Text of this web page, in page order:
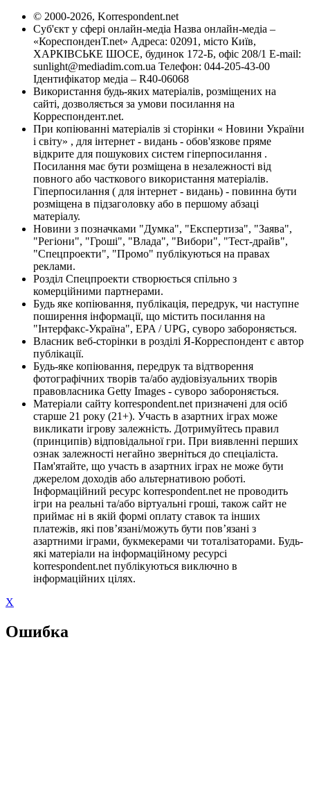
© 2000-2026, Korrespondent.net
Суб'єкт у сфері онлайн-медіа Назва онлайн-медіа –
«КореспонденТ.net» Адреса: 02091, місто Київ,
ХАРКІВСЬКЕ ШОСЕ, будинок 172-Б, офіс 208/1 E-mail:
sunlight@mediadim.com.ua Телефон: 044-205-43-00
Ідентифікатор медіа – R40-06068
Використання будь-яких матеріалів, розміщених на
сайті, дозволяється за умови посилання на
Корреспондент.net.
При копіюванні матеріалів зі сторінки « Новини України
і світу» , для інтернет - видань - обов'язкове пряме
відкрите для пошукових систем гіперпосилання .
Посилання має бути розміщена в незалежності від
повного або часткового використання матеріалів.
Гіперпосилання ( для інтернет - видань) - повинна бути
розміщена в підзаголовку або в першому абзаці
матеріалу.
Новини з позначками "Думка", "Експертиза", "Заява",
"Регіони", "Гроші", "Влада", "Вибори", "Тест-драйв",
"Спецпроекти", "Промо" публікуються на правах
реклами.
Розділ Спецпроекти створюється спільно з
комерційними партнерами.
Будь яке копіювання, публікація, передрук, чи наступне
поширення інформації, що містить посилання на
"Інтерфакс-Україна", EPA / UPG, суворо забороняється.
Власник веб-сторінки в розділі Я-Корреспондент є автор
публікації.
Будь-яке копіювання, передрук та відтворення
фотографічних творів та/або аудіовізуальних творів
правовласника Getty Images - суворо забороняється.
Матеріали сайту korrespondent.net призначені для осіб
старше 21 року (21+). Участь в азартних іграх може
викликати ігрову залежність. Дотримуйтесь правил
(принципів) відповідальної гри. При виявленні перших
ознак залежності негайно зверніться до спеціаліста.
Пам'ятайте, що участь в азартних іграх не може бути
джерелом доходів або альтернативою роботі.
Інформаційний ресурс korrespondent.net не проводить
ігри на реальні та/або віртуальні гроші, також сайт не
приймає ні в якій формі оплату ставок та інших
платежів, які пов’язані/можуть бути пов’язані з
азартними іграми, букмекерами чи тоталізаторами. Будь-
які матеріали на інформаційному ресурсі
korrespondent.net публікуються виключно в
інформаційних цілях.
X
Ошибка